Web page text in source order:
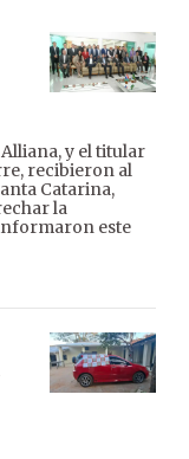
y el titular
recibieron al
Catarina,
la
este